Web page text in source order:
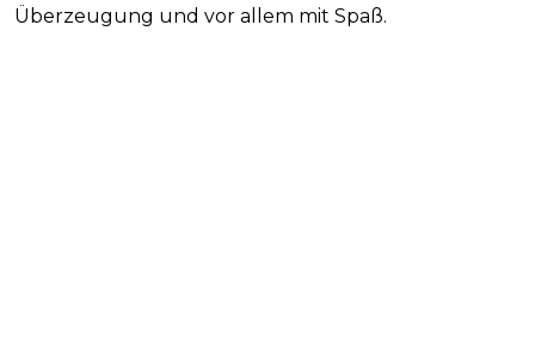
Überzeugung und vor allem mit Spaß.